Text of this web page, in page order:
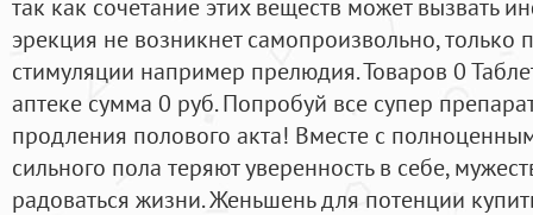
эрекция не возникнет самопроизвольно, только
стимуляции например прелюдия. Товаров 0
аптеке сумма 0 руб. Попробуй все супер
продления полового акта! Вместе с
сильного пола теряют уверенность в себе,
радоваться жизни. Женьшень для потенции